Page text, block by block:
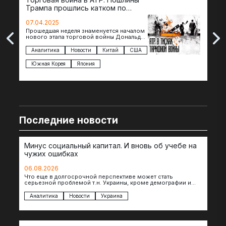
Трампа прошлись катком по
07.04.2025
Прошедшая неделя знаменуется началом
нового этапа торговой войны Дональда
импорта из более 100 стран…
Аналитика Новости Китай США
Южная Корея Япония
The
Последние новости
Минус социальный капитал. И вновь об учебе на
чужих ошибках
06.08.2026
Что еще в долгосрочной перспективе может стать
серьезной проблемой т.н. Украины, кроме демографии и
которых будет…
Аналитика Новости Украина